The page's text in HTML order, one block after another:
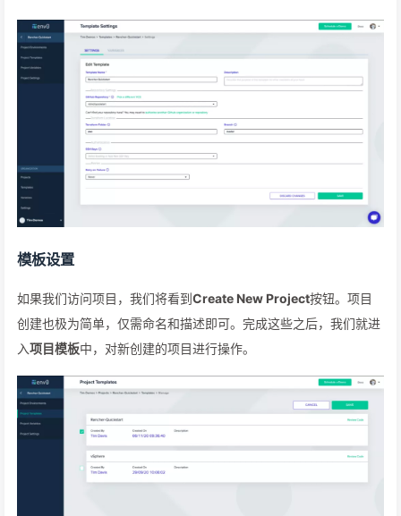
模板设置
如果我们访问项目，我们将看到Create New Project按钮。项目
创建也极为简单，仅需命名和描述即可。完成这些之后，我们就进
入项目模板中，对新创建的项目进行操作。